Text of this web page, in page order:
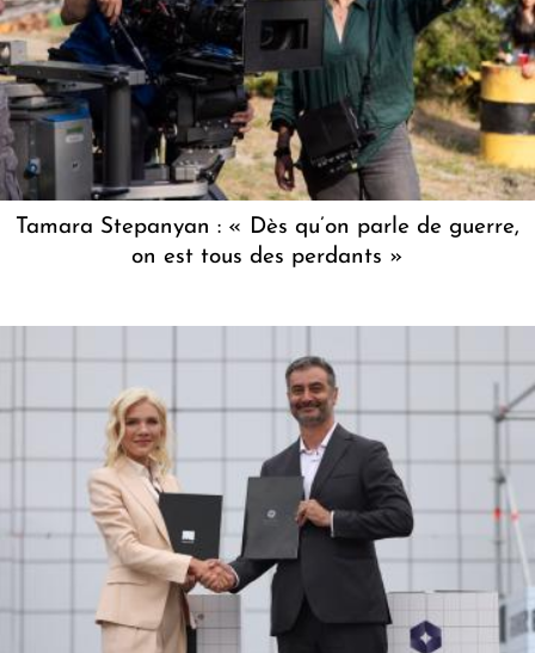
Tamara Stepanyan : « Dès qu’on parle de guerre,
on est tous des perdants »